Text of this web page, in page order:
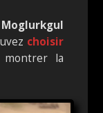
Moglurkgul
choisir
la